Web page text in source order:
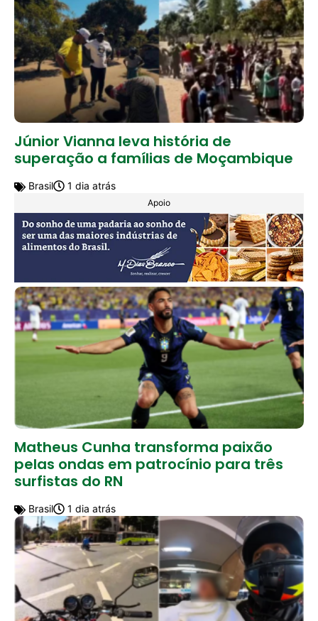
Júnior Vianna leva história de
superação a famílias de Moçambique
Brasil 1 dia atrás
Apoio
Matheus Cunha transforma paixão
pelas ondas em patrocínio para três
surfistas do RN
Brasil 1 dia atrás